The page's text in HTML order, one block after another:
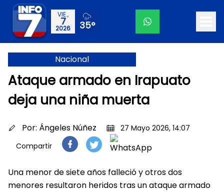
VIE.,
7
2026 35°
Nacional
Ataque armado en Irapuato
deja una niña muerta
Por: Ángeles Núñez
27 Mayo 2026, 14:07
Compartir
Una menor de siete años falleció y otros dos
menores resultaron heridos tras un ataque armado